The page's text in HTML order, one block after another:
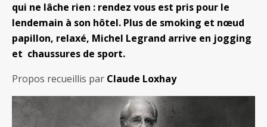
qui ne lâche rien : rendez vous est pris pour le
lendemain à son hôtel. Plus de smoking et nœud
papillon, relaxé, Michel Legrand arrive en jogging
et chaussures de sport.
Propos recueillis par Claude Loxhay